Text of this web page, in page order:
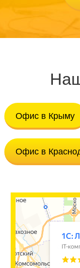
Офис в Крыму
Офис в